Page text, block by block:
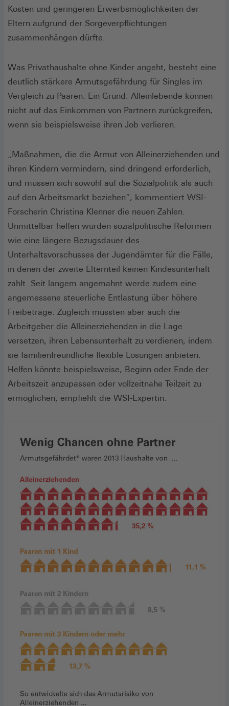
Kosten und geringeren Erwerbsmöglichkeiten der
Eltern aufgrund der Sorgeverpflichtungen
zusammenhängen dürfte.
Was Privathaushalte ohne Kinder angeht, besteht eine
deutlich stärkere Armutsgefährdung für Singles im
Vergleich zu Paaren. Ein Grund: Alleinlebende können
nicht auf das Einkommen von Partnern zurückgreifen,
wenn sie beispielsweise ihren Job verlieren.
„Maßnahmen, die die Armut von Alleinerziehenden und
ihren Kindern vermindern, sind dringend erforderlich,
und müssen sich sowohl auf die Sozialpolitik als auch
auf den Arbeitsmarkt beziehen“, kommentiert WSI-
Forscherin Christina Klenner die neuen Zahlen.
Unmittelbar helfen würden sozialpolitische Reformen
wie eine längere Bezugsdauer des
Unterhaltsvorschusses der Jugendämter für die Fälle,
in denen der zweite Elternteil keinen Kindesunterhalt
zahlt. Seit langem angemahnt werde zudem eine
angemessene steuerliche Entlastung über höhere
Freibeträge. Zugleich müssten aber auch die
Arbeitgeber die Alleinerziehenden in die Lage
versetzen, ihren Lebensunterhalt zu verdienen, indem
sie familienfreundliche flexible Lösungen anbieten.
Helfen könnte beispielsweise, Beginn oder Ende der
Arbeitszeit anzupassen oder vollzeitnahe Teilzeit zu
ermöglichen, empfiehlt die WSI-Expertin.